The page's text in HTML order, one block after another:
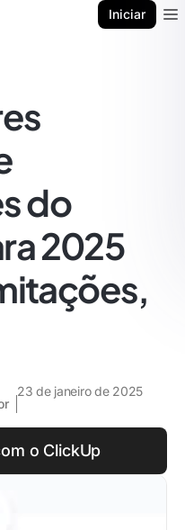
Iniciar
do
2025
23 de janeiro de 2025
o ClickUp